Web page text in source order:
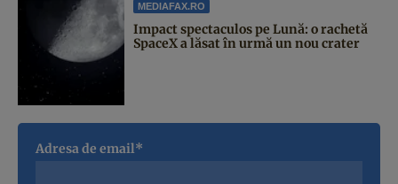
MEDIAFAX.RO
Impact spectaculos pe Lună: o rachetă
SpaceX a lăsat în urmă un nou crater
Adresa de email*